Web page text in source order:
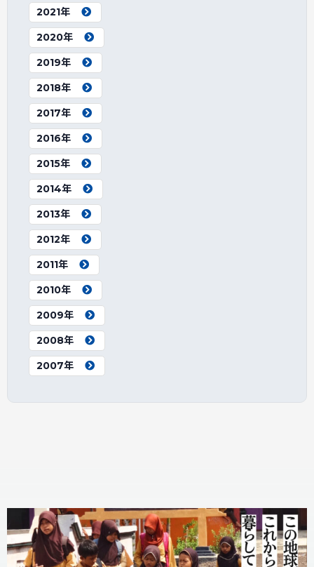
2021年
2020年
2019年
2018年
2017年
2016年
2015年
2014年
2013年
2012年
2011年
2010年
2009年
2008年
2007年